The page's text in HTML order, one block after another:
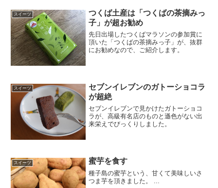
スイーツ
つくば土産は「つくばの茶摘みっ
子」が超お勧め
先日出場したつくばマラソンの参加賞に
頂いた「つくばの茶摘みっ子」が、抜群
にお勧めなので、ご紹介します。
スイーツ
セブンイレブンのガトーショコラ
が超絶
セブンイレブンで見かけたガトーショコ
ラが、高級有名店のものと遜色がない出
来栄えでびっくりしました。
スイーツ 蜜芋を食す
種子島の蜜芋という、甘くて美味しいさ
つま芋を頂きました。 ...